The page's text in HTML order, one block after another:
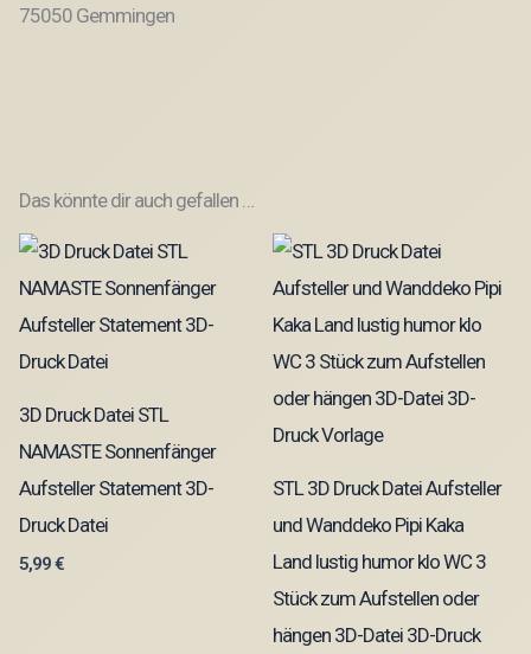
75050 Gemmingen
Das könnte dir auch gefallen …
3D Druck Datei STL
NAMASTE Sonnenfänger
Aufsteller Statement 3D-
Druck Datei
5,99€
STL 3D Druck Datei Aufsteller
und Wanddeko Pipi Kaka
Land lustig humor klo WC 3
Stück zum Aufstellen oder
hängen 3D-Datei 3D-Druck